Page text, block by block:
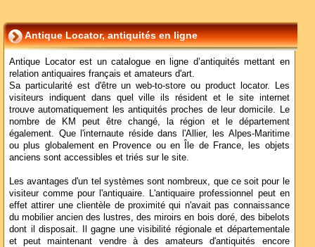
Antique Locator, antiquités en ligne
Antique Locator est un catalogue en ligne d’antiquités mettant en
relation antiquaires français et amateurs d'art.
Sa particularité est d'être un web-to-store ou product locator. Les
visiteurs indiquent dans quel ville ils résident et le site internet
trouve automatiquement les antiquités proches de leur domicile. Le
nombre de KM peut être changé, la région et le département
également. Que l'internaute réside dans l'Allier, les Alpes-Maritime
ou plus globalement en Provence ou en Île de France, les objets
anciens sont accessibles et triés sur le site.
Les avantages d'un tel systèmes sont nombreux, que ce soit pour le
visiteur comme pour l'antiquaire. L'antiquaire professionnel peut en
effet attirer une clientèle de proximité qui n'avait pas connaissance
du mobilier ancien des lustres, des miroirs en bois doré, des bibelots
dont il disposait. Il gagne une visibilité régionale et départementale
et peut maintenant vendre à des amateurs d'antiquités encore